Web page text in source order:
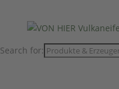
Search for: